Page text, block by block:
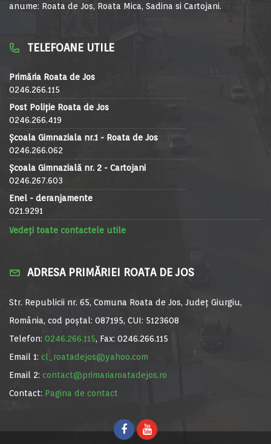
anume: Roata de Jos, Roata Mica, Sadina si Cartojani.
TELEFOANE UTILE
Primăria Roata de Jos
0246.266.115
Post Poliție Roata de Jos
0246.266.419
Școala Gimnaziala nr.1 - Roata de Jos
0246.266.062
Școala Gimnazială nr. 2 - Cartojani
0246.267.603
Enel - deranjamente
021.9291
Vedeți toate contactele utile
ADRESA PRIMĂRIEI ROATA DE JOS
Str. Republicii nr. 65, Comuna Roata de Jos, Județ Giurgiu,
România, cod poștal: 087195, CUI: 5123608
Telefon: 0246.266.115, Fax: 0246.266.115
Email 1: cl_roatadejos@yahoo.com
Email 2: contact@primariaroatadejos.ro
Contact: Pagina de contact